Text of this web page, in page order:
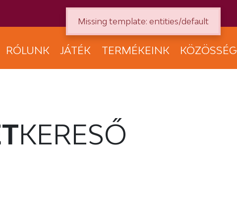
RÓLUNK JÁTÉK TERMÉKEINK KÖZÖSSÉG
KERESŐ
Missing template: entities/default